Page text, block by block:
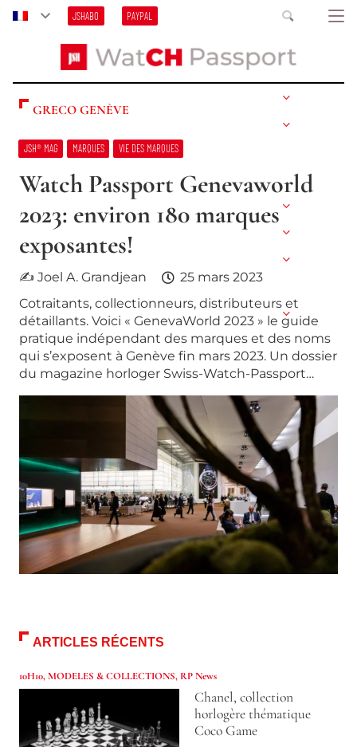
JSHABO PAYPAL
GRECO GENÈVE
JSH® MAG MARQUES VIE DES MARQUES
Watch Passport Genevaworld
2023: environ 180 marques
exposantes!
✍ Joel A. Grandjean
25 mars 2023
Cotraitants, collectionneurs, distributeurs et
détaillants. Voici « GenevaWorld 2023 » le guide
pratique indépendant des marques et des noms
qui s’exposent à Genève fin mars 2023. Un dossier
du magazine horloger Swiss-Watch-Passport…
ARTICLES RÉCENTS
10H10,MODELES & COLLECTIONS, RP News
Chanel, collection
horlogère thématique
Coco Game